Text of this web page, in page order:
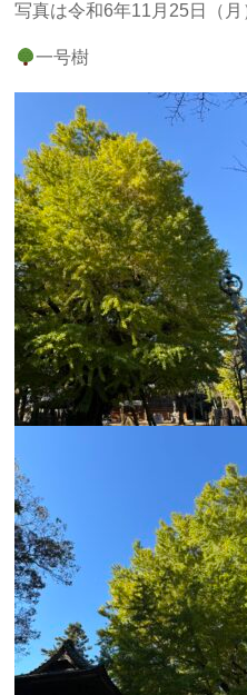
写真は令和6年11月25日（
一号樹